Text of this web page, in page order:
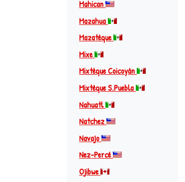
Mahican
Mazahua
Mazatèque
Mixe
Mixtèque Coicoyán
Mixtèque S.Puebla
Nahuatl
Natchez
Navajo
Nez-Percé
Ojibwe